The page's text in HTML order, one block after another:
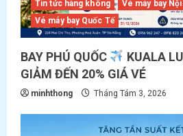
n
Tin tức hàng không
Vé máy bay
Vé máy bay Quốc Tế
BAY PHÚ QUỐC
KUALA
GIẢM ĐẾN 20% GIÁ VÉ
minhthong Tháng Tám 3, 2026